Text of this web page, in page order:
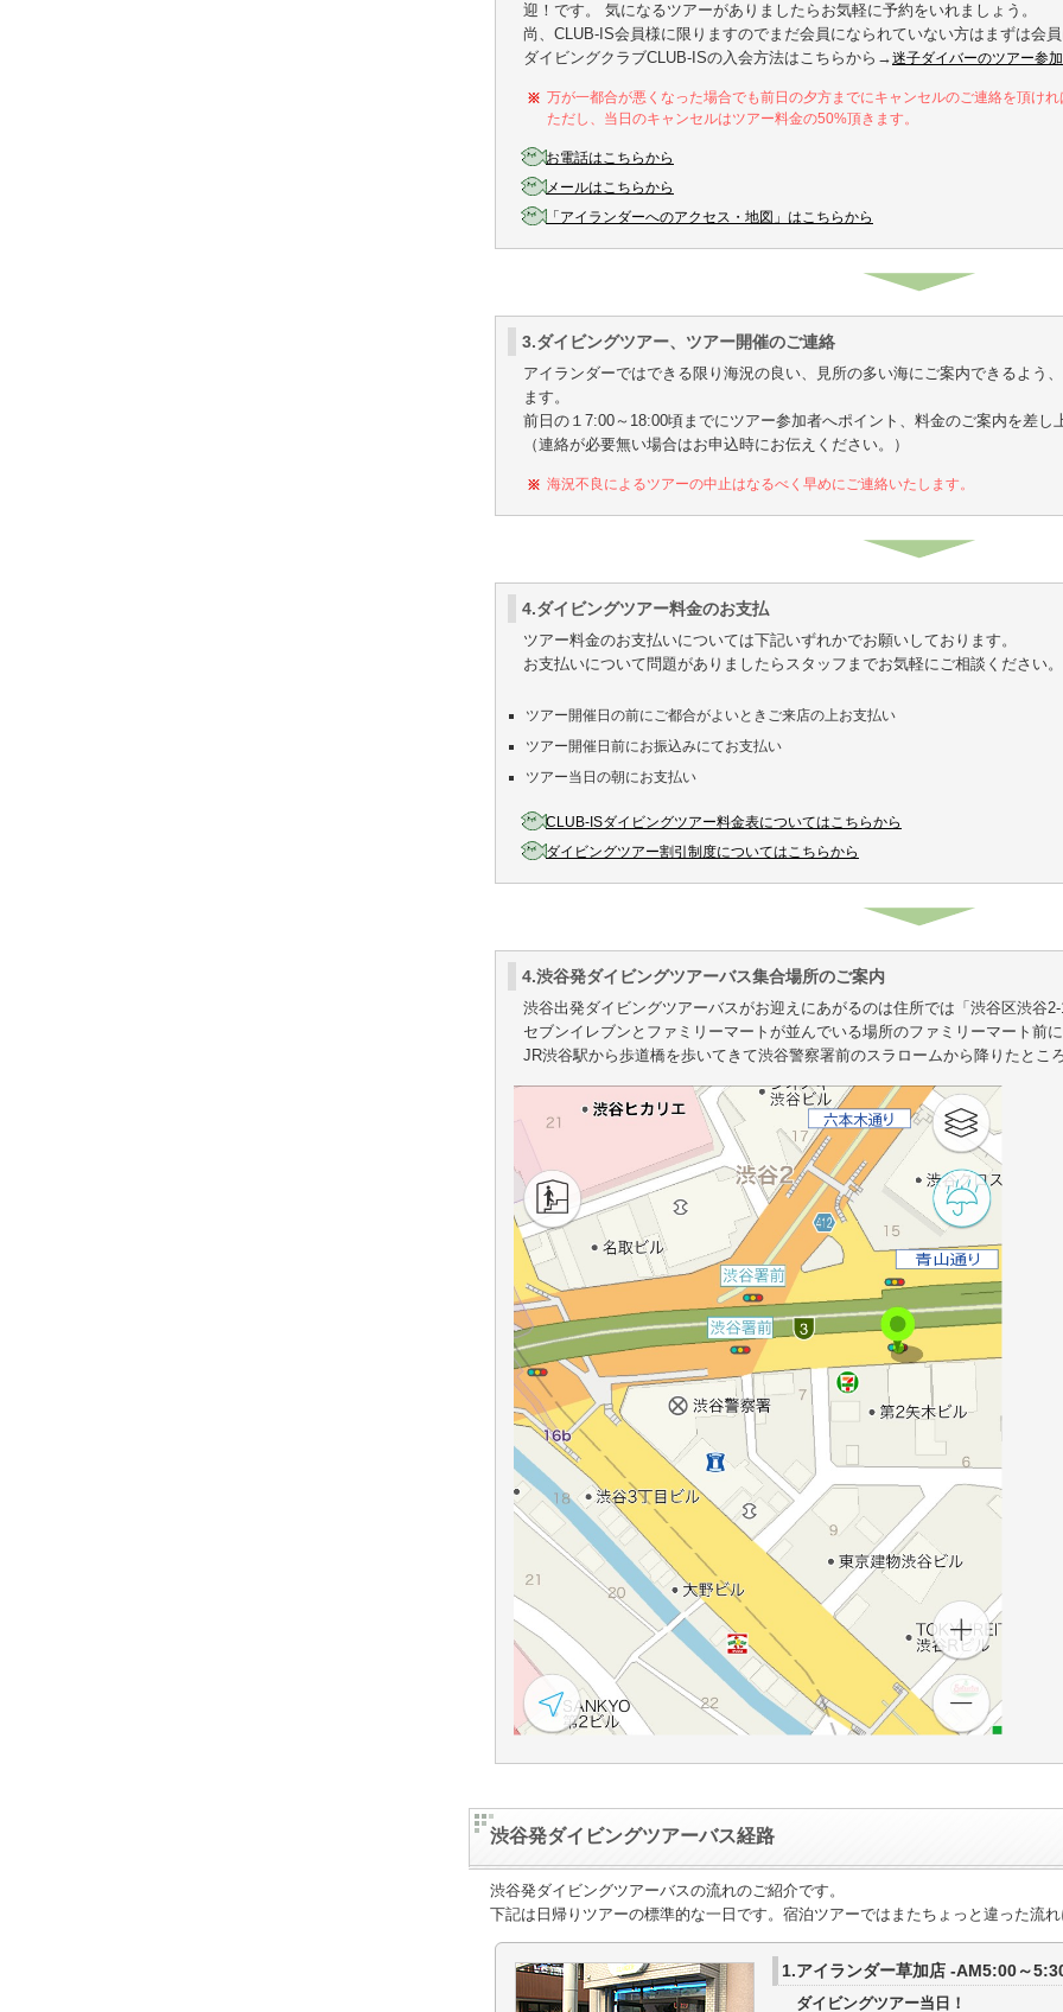
迎！です。 気になるツアーがありましたらお気軽に予約をいれましょう。
尚、CLUB-IS会員様に限りますのでまだ会員になられていない方はまずは会
ダイビングクラブCLUB-ISの入会方法はこちらから→迷子ダイバーのツアー参
万が一都合が悪くなった場合でも前日の夕方までにキャンセルのご連絡を頂け
ただし、当日のキャンセルはツアー料金の50%頂きます。
お電話はこちらから
メールはこちらから
「アイランダーへのアクセス・地図」はこちらから
3.ダイビングツアー、ツアー開催のご連絡
アイランダーではできる限り海況の良い、見所の多い海にご案内できるよう
ます。
前日の１7:00～18:00頃までにツアー参加者へポイント、料金のご案内を差し
（連絡が必要無い場合はお申込時にお伝えください。）
海況不良によるツアーの中止はなるべく早めにご連絡いたします。
4.ダイビングツアー料金のお支払
ツアー料金のお支払いについては下記いずれかでお願いしております。
お支払いについて問題がありましたらスタッフまでお気軽にご相談ください。
ツアー開催日の前にご都合がよいときご来店の上お支払い
ツアー開催日前にお振込みにてお支払い
ツアー当日の朝にお支払い
CLUB-ISダイビングツアー料金表についてはこちらから
ダイビングツアー割引制度についてはこちらから
4.渋谷発ダイビングツアーバス集合場所のご案内
渋谷出発ダイビングツアーバスがお迎えにあがるのは住所では「渋谷区渋谷2-
セブンイレブンとファミリーマートが並んでいる場所のファミリーマート前
JR渋谷駅から歩道橋を歩いてきて渋谷警察署前のスラロームから降りたとこ
渋谷発ダイビングツアーバス経路
渋谷発ダイビングツアーバスの流れのご紹介です。
下記は日帰りツアーの標準的な一日です。宿泊ツアーではまたちょっと違った流れ
1.アイランダー草加店 -AM5:00～
ダイビングツアー当日！